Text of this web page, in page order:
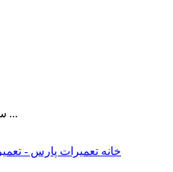
سبد خرید شما خالی است ...